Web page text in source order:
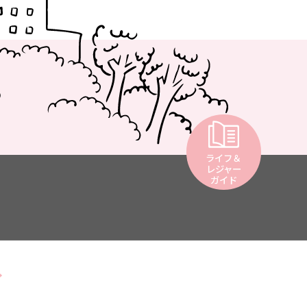
ライフ＆
レジャー
ガイド